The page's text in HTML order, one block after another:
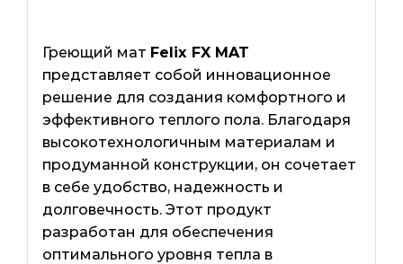
Греющий мат Felix FX MAT
представляет собой инновационное
решение для создания комфортного и
эффективного теплого пола. Благодаря
высокотехнологичным материалам и
продуманной конструкции, он сочетает
в себе удобство, надежность и
долговечность. Этот продукт
разработан для обеспечения
оптимального уровня тепла в